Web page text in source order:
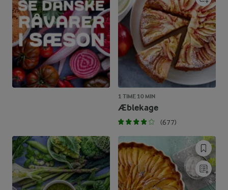
1 TIME 10 MIN
Æblekage
(677)